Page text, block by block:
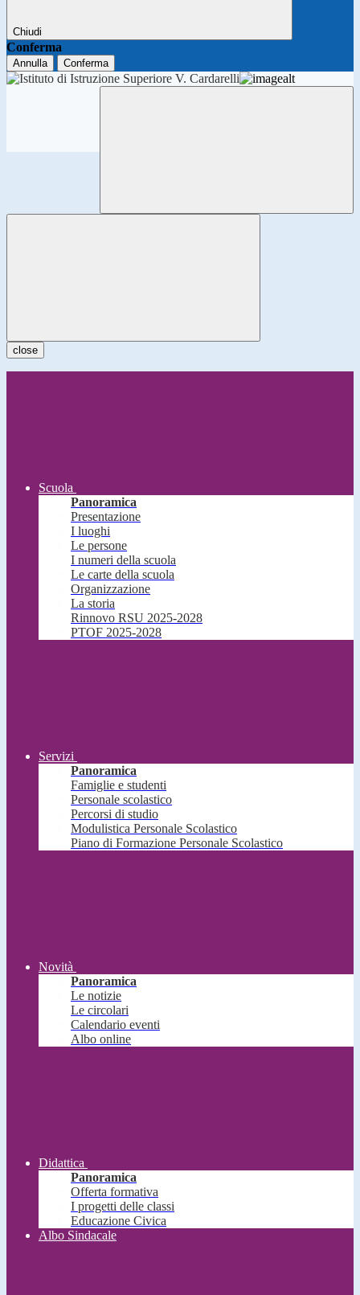
Chiudi
Conferma
Annulla Conferma
close
Scuola
Panoramica
Presentazione
I luoghi
Le persone
I numeri della scuola
Le carte della scuola
Organizzazione
La storia
Rinnovo RSU 2025-2028
PTOF 2025-2028
Servizi
Panoramica
Famiglie e studenti
Personale scolastico
Percorsi di studio
Modulistica Personale Scolastico
Piano di Formazione Personale Scolastico
Novità
Panoramica
Le notizie
Le circolari
Calendario eventi
Albo online
Didattica
Panoramica
Offerta formativa
I progetti delle classi
Educazione Civica
Albo Sindacale